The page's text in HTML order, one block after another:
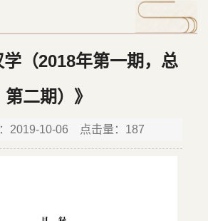
学（2018年第一期，总
第二期）》
2019-10-06 点击量： 187